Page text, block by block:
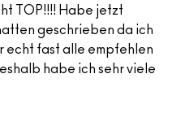
TOP!!!! Habe jetzt
geschrieben da ich
echt fast alle empfehlen
habe ich sehr viele